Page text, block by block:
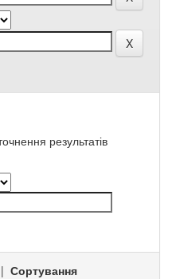
результатів
| Сортування